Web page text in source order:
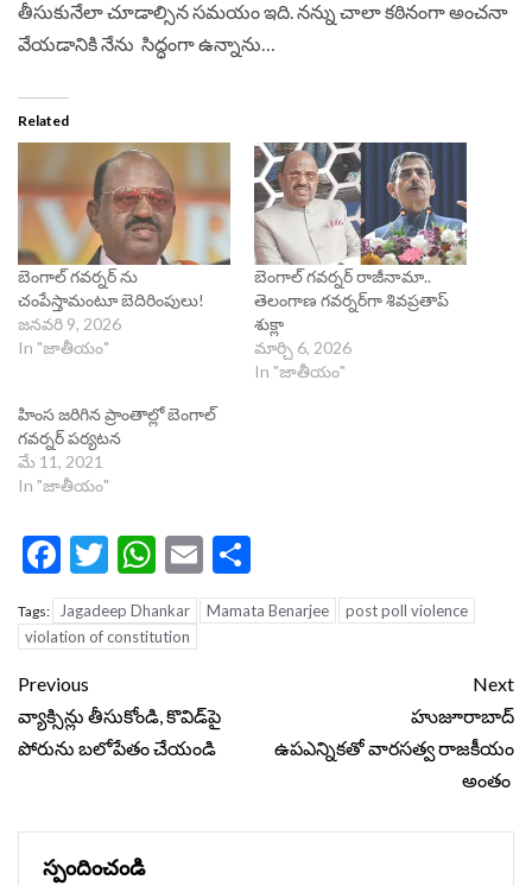
తీసుకునేలా చూడాల్సిన సమయం ఇది. నన్ను చాలా కఠినంగా అంచనా
వేయడానికి నేను సిద్ధంగా ఉన్నాను…
Related
బెంగాల్ గవర్నర్‌ ను
చంపేస్తామంటూ బెదిరింపులు!
జనవరి 9, 2026
In "జాతీయం"
బెంగాల్ గవర్నర్ రాజీనామా..
తెలంగాణ గవర్నర్‌గా శివప్రతాప్‌
శుక్లా
మార్చి 6, 2026
In "జాతీయం"
హింస జరిగిన ప్రాంతాల్లో బెంగాల్
గవర్నర్ పర్యటన
మే 11, 2021
In "జాతీయం"
Facebook
Twitter
WhatsApp
Email
Tags: Jagadeep Dhankar Mamata Benarjee
post poll violence
violation of constitution
Continue
Reading
Previous
వ్యాక్సిన్లు తీసుకోండి, కొవిడ్‌పై
పోరును బలోపేతం చేయండి
Next
హుజూరాబాద్
ఉపఎన్నికతో వారసత్వ రాజకీయం
అంతం
స్పందించండి